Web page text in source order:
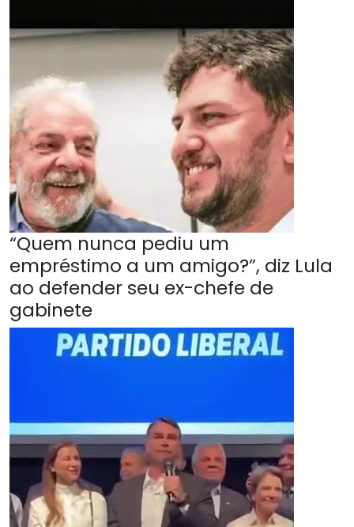
“Quem nunca pediu um
empréstimo a um amigo?”, diz Lula
ao defender seu ex-chefe de
gabinete